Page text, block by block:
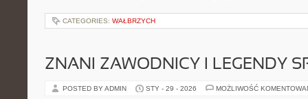
CATEGORIES: WAŁBRZYCH
ZNANI ZAWODNICY I LEGENDY
POSTED BY ADMIN STY - 29 - 2026 MOŻLIWOŚĆ